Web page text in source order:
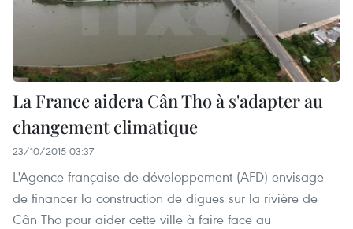
La France aidera Cân Tho à s'adapter au
changement climatique
23/10/2015 03:37
L'Agence française de développement (AFD) envisage
de financer la construction de digues sur la rivière de
Cân Tho pour aider cette ville à faire face au